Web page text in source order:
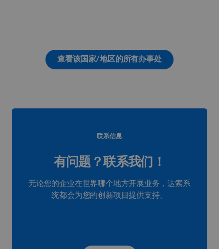
查看该国家/地区的所有办事处
联系信息
有问题？联系我们！
无论您的企业在世界哪个地方开展业务，达索系
统都会为您的创新项目提供支持。